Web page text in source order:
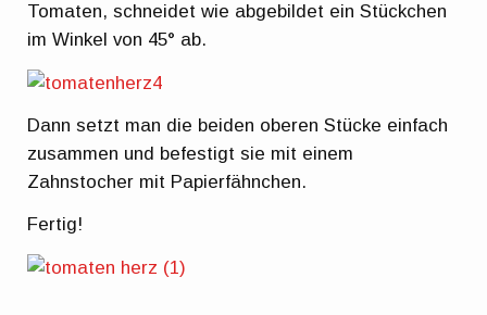
Tomaten, schneidet wie abgebildet ein Stückchen
im Winkel von 45° ab.
Dann setzt man die beiden oberen Stücke einfach
zusammen und befestigt sie mit einem
Zahnstocher mit Papierfähnchen.
Fertig!